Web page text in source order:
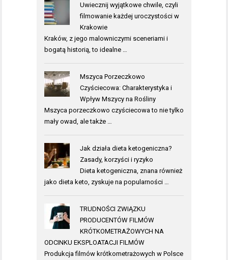
Uwiecznij wyjątkowe chwile, czyli
filmowanie każdej uroczystości w
Krakowie
Kraków, z jego malowniczymi sceneriami i
bogatą historią, to idealne …
Mszyca Porzeczkowo
Czyściecowa: Charakterystyka i
Wpływ Mszycy na Rośliny
Mszyca porzeczkowo czyściecowa to nie tylko
mały owad, ale także …
Jak działa dieta ketogeniczna?
Zasady, korzyści i ryzyko
Dieta ketogeniczna, znana również
jako dieta keto, zyskuje na popularności …
TRUDNOŚCI ZWIĄZKU
PRODUCENTÓW FILMÓW
KRÓTKOMETRAŻOWYCH NA
ODCINKU EKSPLOATACJI FILMÓW
Produkcja filmów krótkometrażowych w Polsce